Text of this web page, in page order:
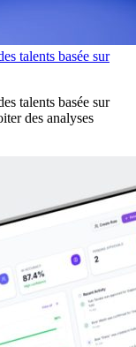
talents basée sur
talents basée sur
des analyses